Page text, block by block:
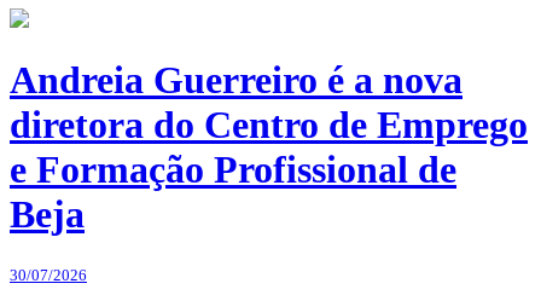
Andreia Guerreiro é a nova
diretora do Centro de Emprego
e Formação Profissional de
Beja
30/07/2026